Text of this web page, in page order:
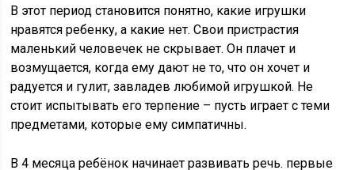
В этот период становится понятно, какие игрушки
нравятся ребенку, а какие нет. Свои пристрастия
маленький человечек не скрывает. Он плачет и
возмущается, когда ему дают не то, что он хочет и
радуется и гулит, завладев любимой игрушкой. Не
стоит испытывать его терпение – пусть играет с теми
предметами, которые ему симпатичны.
В 4 месяца ребёнок начинает развивать речь. первые